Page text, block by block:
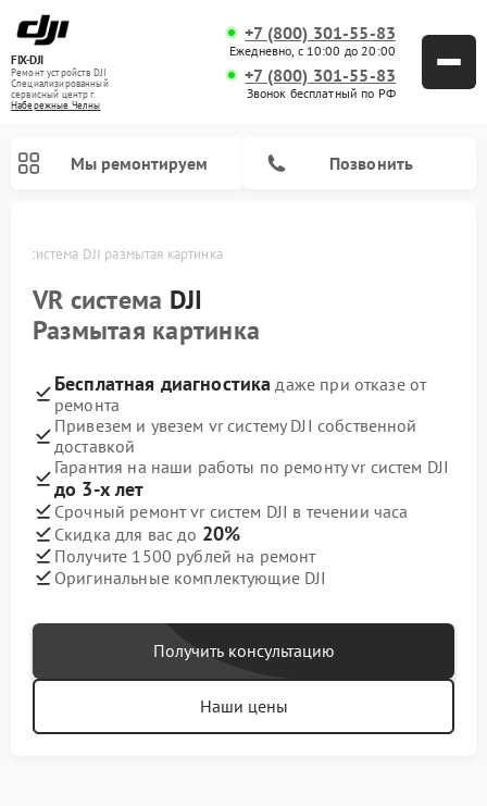
FIX-DJI
Ремонт устройств DJI
Специализированный
cервисный центр г.
Набережные Челны
+7 (800) 301-55-83
Ежедневно, с 10:00 до 20:00
+7 (800) 301-55-83
Звонок бесплатный по РФ
Мы ремонтируем Позвонить
VR система DJI размытая картинка
VR система DJI
Размытая картинка
Бесплатная диагностика даже при отказе от
ремонта
Привезем и увезем vr систему DJI собственной
доставкой
Гарантия на наши работы по ремонту vr систем DJI
до 3-х лет
Срочный ремонт vr систем DJI в течении часа
Скидка для вас до 20%
Получите 1500 рублей на ремонт
Оригинальные комплектующие DJI
Получить консультацию
Наши цены